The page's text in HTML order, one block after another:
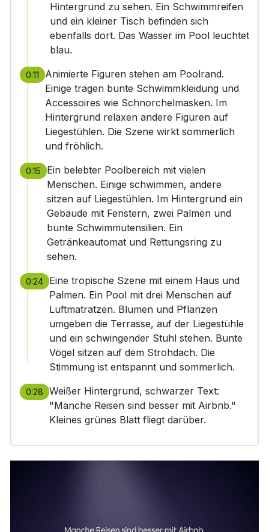
Hintergrund zu sehen. Ein Schwimmreifen
und ein kleiner Tisch befinden sich
ebenfalls dort. Das Wasser im Pool leuchtet
blau.
0:11
Animierte Figuren stehen am Poolrand.
Einige tragen bunte Schwimmkleidung und
Accessoires wie Schnorchelmasken. Im
Hintergrund relaxen andere Figuren auf
Liegestühlen. Die Szene wirkt sommerlich
und fröhlich.
0:15
Ein belebter Poolbereich mit vielen
Menschen. Einige schwimmen, andere
sitzen auf Liegestühlen. Im Hintergrund ein
Gebäude mit Fenstern, zwei Palmen und
bunte Schwimmutensilien. Ein
Getränkeautomat und Rettungsring zu
sehen.
0:24 Eine tropische Szene mit einem Haus und
Palmen. Ein Pool mit drei Menschen auf
Luftmatratzen. Blumen und Pflanzen
umgeben die Terrasse, auf der Liegestühle
und ein schwingender Stuhl stehen. Bunte
Vögel sitzen auf dem Strohdach. Die
Stimmung ist entspannt und sommerlich.
0:28
Weißer Hintergrund, schwarzer Text:
"Manche Reisen sind besser mit Airbnb."
Kleines grünes Blatt fliegt darüber.